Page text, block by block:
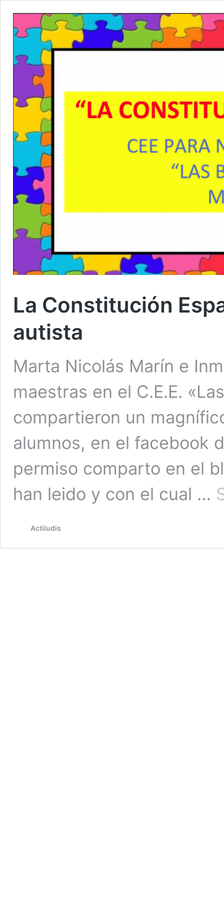
La Constitución
autista
Marta Nicolás Marín e
maestras en el C.E.E.
compartieron un
alumnos, en el facebook
permiso comparto en el
han leido y con el cual …
Actiludis